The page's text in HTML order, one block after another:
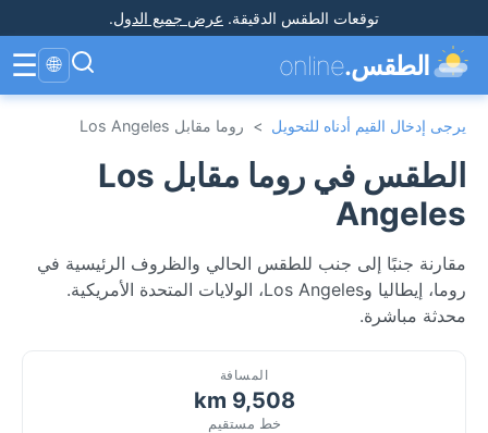
توقعات الطقس الدقيقة. عرض جميع الدول.
الطقس.online
🌐
☰
يرجى إدخال القيم أدناه للتحويل > روما مقابل Los Angeles
الطقس في روما مقابل Los
Angeles
مقارنة جنبًا إلى جنب للطقس الحالي والظروف الرئيسية في
روما، إيطاليا وLos Angeles، الولايات المتحدة الأمريكية.
محدثة مباشرة.
المسافة
9,508 km
خط مستقيم